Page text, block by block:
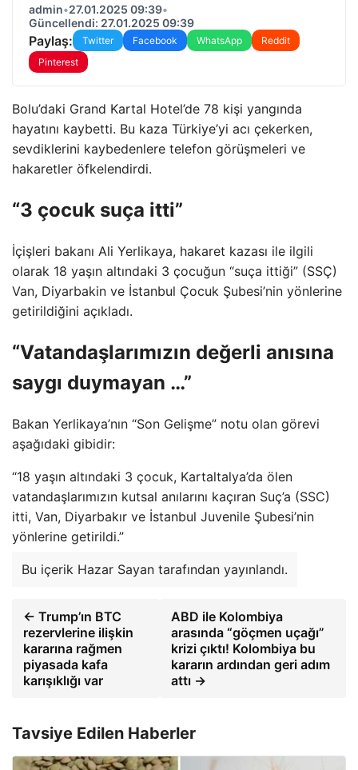
admin•27.01.2025 09:39•
Güncellendi: 27.01.2025 09:39
Paylaş: Twitter Facebook WhatsApp
Reddit
Pinterest
Bolu’daki Grand Kartal Hotel’de 78 kişi yangında
hayatını kaybetti. Bu kaza Türkiye’yi acı çekerken,
sevdiklerini kaybedenlere telefon görüşmeleri ve
hakaretler öfkelendirdi.
“3 çocuk suça itti”
İçişleri bakanı Ali Yerlikaya, hakaret kazası ile ilgili
olarak 18 yaşın altındaki 3 çocuğun “suça ittiği” (SSÇ)
Van, Diyarbakin ve İstanbul Çocuk Şubesi’nin yönlerine
getirildiğini açıkladı.
“Vatandaşlarımızın değerli anısına
saygı duymayan …”
Bakan Yerlikaya’nın “Son Gelişme” notu olan görevi
aşağıdaki gibidir:
“18 yaşın altındaki 3 çocuk, Kartaltalya’da ölen
vatandaşlarımızın kutsal anılarını kaçıran Suç’a (SSC)
itti, Van, Diyarbakır ve İstanbul Juvenile Şubesi’nin
yönlerine getirildi.”
Bu içerik Hazar Sayan tarafından yayınlandı.
← Trump’ın BTC
rezervlerine ilişkin
kararına rağmen
piyasada kafa
karışıklığı var
ABD ile Kolombiya
arasında “göçmen uçağı”
krizi çıktı! Kolombiya bu
kararın ardından geri adım
attı →
Tavsiye Edilen Haberler